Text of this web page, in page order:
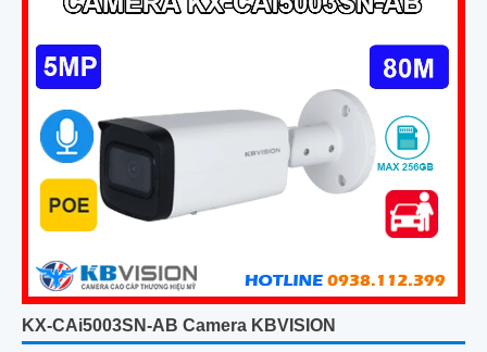
KX-CAi5003SN-AB Camera KBVISION